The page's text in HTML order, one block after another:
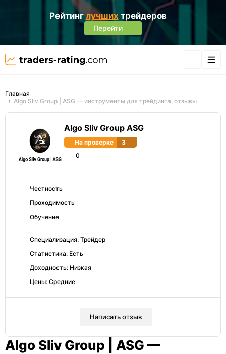
Рейтинглучших трейдеров
Перейти
Главная
Algo Sliv Group | ASG — инструменты для трейдинга, отзывы
Algo Sliv Group ASG
На проверке
3
0
Честность
Проходимость
Обучение
Специализация: Трейдер
Статистика: Есть
Доходность: Низкая
Цены: Средние
Написать отзыв
Algo Sliv Group | ASG —